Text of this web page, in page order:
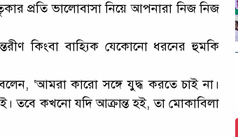
প্রতি ভালোবাসা নিয়ে আপনারা নিজ নিজ
কিংবা বাহ্যিক যেকোনো ধরনের হুমকি
বলেন, ‘আমরা কারো সঙ্গে যুদ্ধ করতে চাই না।
তবে কখনো যদি আক্রান্ত হই, তা মোকাবিলা